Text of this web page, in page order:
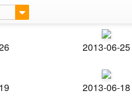
2013-06-25
2013-06-18